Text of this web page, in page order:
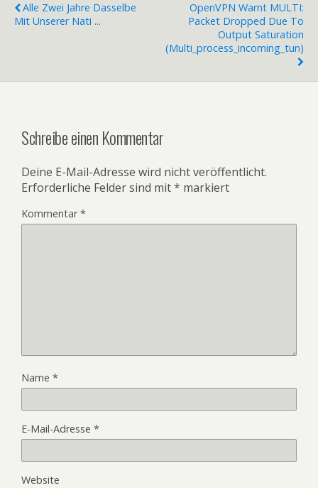
Alle Zwei Jahre Dasselbe
Mit Unserer Nati ...
OpenVPN Warnt MULTI:
Packet Dropped Due To
Output Saturation
(multi_process_incoming_tun)
Schreibe einen Kommentar
Deine E-Mail-Adresse wird nicht veröffentlicht.
Erforderliche Felder sind mit* markiert
Kommentar*
Name *
E-Mail-Adresse *
Website